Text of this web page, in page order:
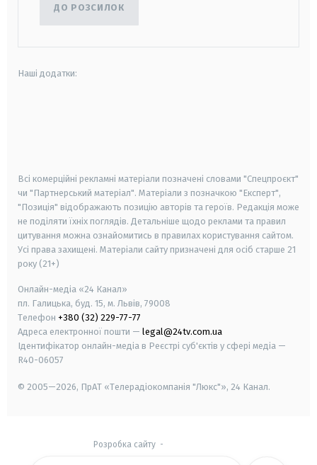
ДО РОЗСИЛОК
Наші додатки:
Всі комерційні рекламні матеріали позначені словами "Спецпроєкт"
чи "Партнерський матеріал". Матеріали з позначкою "Експерт",
"Позиція" відображають позицію авторів та героїв. Редакція може
не поділяти їхніх поглядів. Детальніше щодо реклами та правил
цитування можна ознайомитись в правилах користування сайтом.
Усі права захищені. Матеріали сайту призначені для осіб старше 21
року (21+)
Онлайн-медіа «24 Канал»
пл. Галицька, буд. 15, м. Львів, 79008
Телефон +380 (32) 229-77-77
Адреса електронної пошти — legal@24tv.com.ua
Ідентифікатор онлайн-медіа в Реєстрі суб'єктів у сфері медіа —
R40-06057
© 2005—2026, ПрАТ «Телерадіокомпанія "Люкс"», 24 Канал.
Розробка сайту-